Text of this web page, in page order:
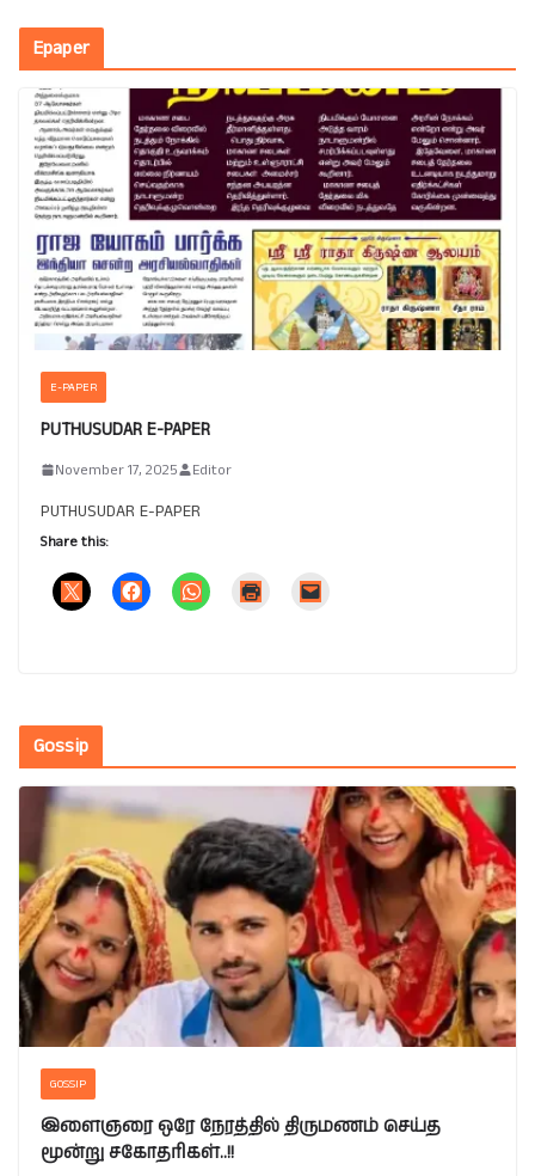
Epaper
E-PAPER
PUTHUSUDAR E-PAPER
November 17, 2025 Editor
PUTHUSUDAR E-PAPER
Share this:
Gossip
GOSSIP
இளைஞரை ஒரே நேரத்தில் திருமணம் செய்த
மூன்று சகோதரிகள்..!!